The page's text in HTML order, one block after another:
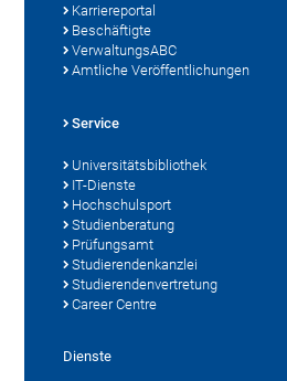
Karriereportal
Beschäftigte
VerwaltungsABC
Amtliche Veröffentlichungen
Service
Universitätsbibliothek
IT-Dienste
Hochschulsport
Studienberatung
Prüfungsamt
Studierendenkanzlei
Studierendenvertretung
Career Centre
Dienste